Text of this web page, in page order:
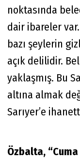
noktasında
dair ibareler
bazı şeylerin
açık delilidir.
yaklaşmış. Bu
altına almak
Sarıyer’e
Özbalta,